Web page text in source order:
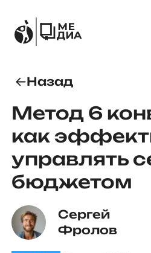
Назад
Метод 6
как
управлять
бюджетом
Сергей
Фролов